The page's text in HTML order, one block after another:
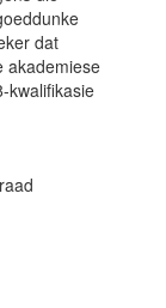
dat
akademiese
kwalifikasie